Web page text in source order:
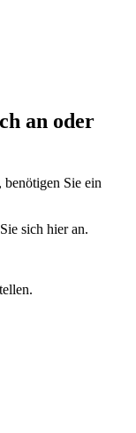
an oder
Sie ein
sich hier an.